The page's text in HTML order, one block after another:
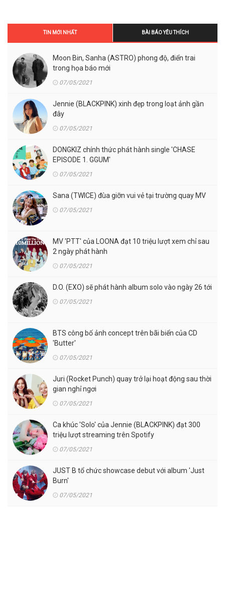
TIN MỚI NHẤT BÀI BÁO YÊU THÍCH
Moon Bin, Sanha (ASTRO) phong độ, điển trai
trong họa báo mới
07/05/2021
Jennie (BLACKPINK) xinh đẹp trong loạt ảnh gần
đây
07/05/2021
DONGKIZ chính thức phát hành single 'CHASE
EPISODE 1. GGUM'
07/05/2021
Sana (TWICE) đùa giỡn vui vẻ tại trường quay MV
07/05/2021
MV 'PTT' của LOONA đạt 10 triệu lượt xem chỉ sau
2 ngày phát hành
07/05/2021
D.O. (EXO) sẽ phát hành album solo vào ngày 26 tới
07/05/2021
BTS công bố ảnh concept trên bãi biển của CD
'Butter'
07/05/2021
Juri (Rocket Punch) quay trở lại hoạt động sau thời
gian nghỉ ngơi
07/05/2021
Ca khúc 'Solo' của Jennie (BLACKPINK) đạt 300
triệu lượt streaming trên Spotify
07/05/2021
JUST B tổ chức showcase debut với album 'Just
Burn'
07/05/2021